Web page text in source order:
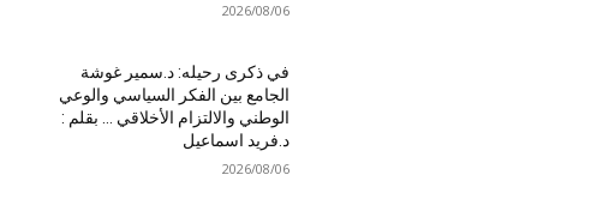
2026/08/06
في ذكرى رحيله: د.سمير غوشة
الجامع بين الفكر السياسي والوعي
الوطني والالتزام الأخلاقي … بقلم :
د.فريد اسماعيل
2026/08/06